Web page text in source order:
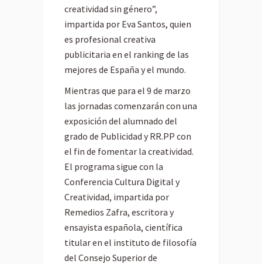
creatividad sin género”,
impartida por Eva Santos, quien
es profesional creativa
publicitaria en el ranking de las
mejores de España y el mundo.
Mientras que para el 9 de marzo
las jornadas comenzarán con una
exposición del alumnado del
grado de Publicidad y RR.PP con
el fin de fomentar la creatividad.
El programa sigue con la
Conferencia Cultura Digital y
Creatividad, impartida por
Remedios Zafra, escritora y
ensayista española, científica
titular en el instituto de filosofía
del Consejo Superior de